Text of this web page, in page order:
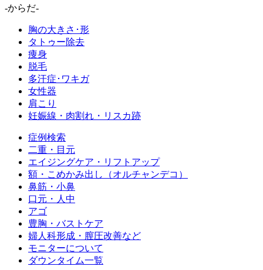
-からだ-
胸の大きさ･形
タトゥー除去
痩身
脱毛
多汗症･ワキガ
女性器
肩こり
妊娠線・肉割れ・リスカ跡
症例検索
二重・目元
エイジングケア・リフトアップ
額・こめかみ出し（オルチャンデコ）
鼻筋・小鼻
口元・人中
アゴ
豊胸・バストケア
婦人科形成・膣圧改善など
モニターについて
ダウンタイム一覧